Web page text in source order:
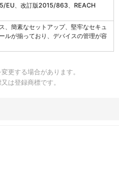
EU、改訂版2015/863、REACH
、簡素なセットアップ、堅牢なセキュ
ルが揃っており、デバイスの管理が容
更する場合があります。
は登録商標です。